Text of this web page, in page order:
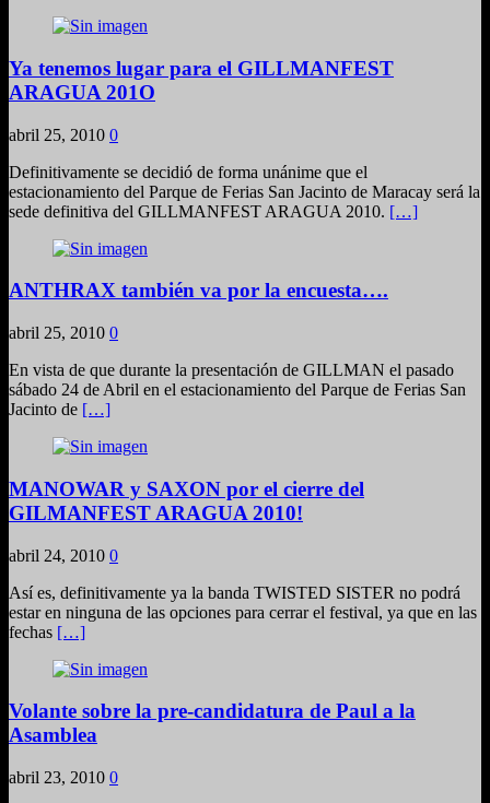
Ya tenemos lugar para el GILLMANFEST
ARAGUA 201O
abril 25, 2010 0
Definitivamente se decidió de forma unánime que el
estacionamiento del Parque de Ferias San Jacinto de Maracay será la
sede definitiva del GILLMANFEST ARAGUA 2010. […]
ANTHRAX también va por la encuesta….
abril 25, 2010 0
En vista de que durante la presentación de GILLMAN el pasado
sábado 24 de Abril en el estacionamiento del Parque de Ferias San
Jacinto de […]
MANOWAR y SAXON por el cierre del
GILMANFEST ARAGUA 2010!
abril 24, 2010 0
Así es, definitivamente ya la banda TWISTED SISTER no podrá
estar en ninguna de las opciones para cerrar el festival, ya que en las
fechas […]
Volante sobre la pre-candidatura de Paul a la
Asamblea
abril 23, 2010 0